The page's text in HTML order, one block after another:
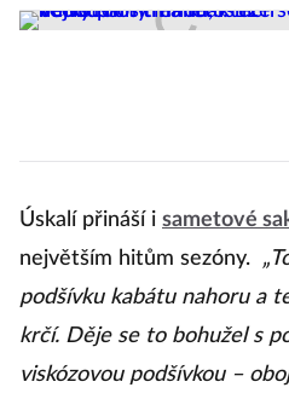
Úskalí přináší i sametové
největším hitům sezóny.
podšívku kabátu nahoru a
krčí. Děje se to bohužel s
viskózovou podšívkou –